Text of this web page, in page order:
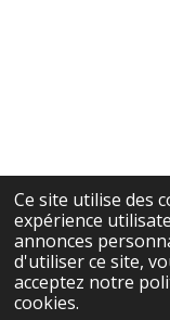
Ce site utilise des
expérience
annonces
d'utiliser ce site,
acceptez notre
cookies.